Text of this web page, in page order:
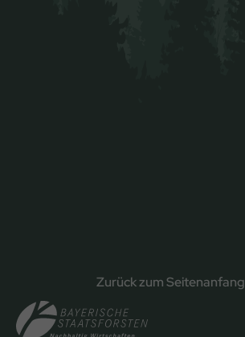
Zurück zum Seitenanfang